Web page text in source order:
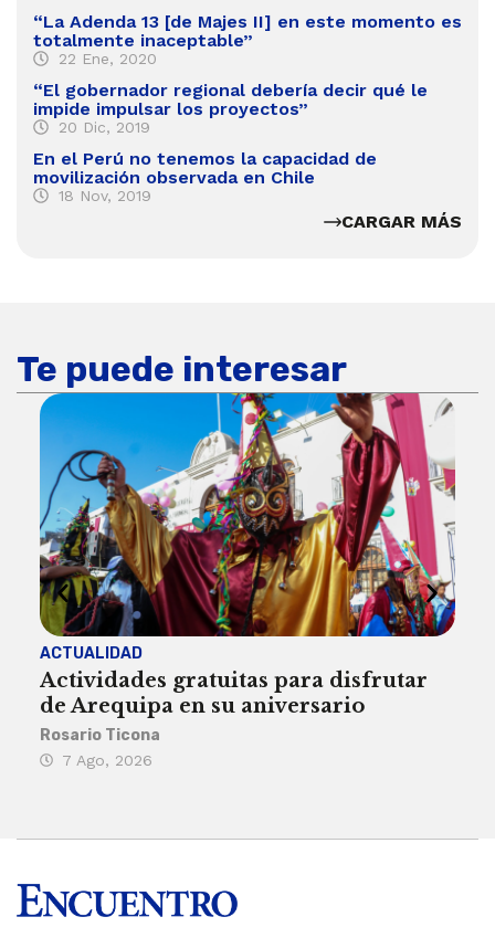
“La Adenda 13 [de Majes II] en este momento es
totalmente inaceptable”
22 Ene, 2020
“El gobernador regional debería decir qué le
impide impulsar los proyectos”
20 Dic, 2019
En el Perú no tenemos la capacidad de
movilización observada en Chile
18 Nov, 2019
CARGAR MÁS
Te puede interesar
ACTUALIDAD
Actividades gratuitas para disfrutar
de Arequipa en su aniversario
Rosario Ticona
7 Ago, 2026